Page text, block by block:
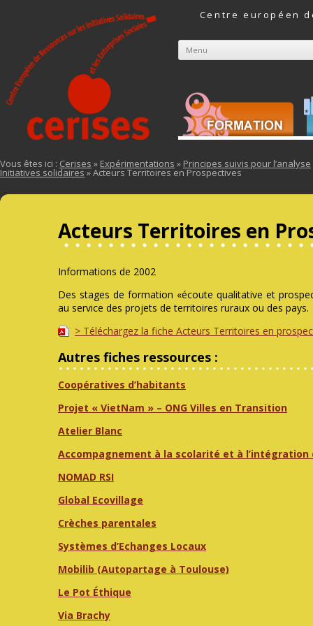
Centre européen
Menu
Aller au contenu
Vous êtes ici : Cerises » Expérimentations » Principes suivis pour l’analyse
Initiatives solidaires» Acteurs Territoires en Prospectives
Acteurs Territoires en
Informations de 2002
Des stages de formation «écoute qualitative et
au service des projets de territoires ruraux ou des pays.
> Téléchargez la fiche Acteurs Territoires en
Autres fiches ressources :
Coopératives d’habitants
Projet « VietNam » – ONG Villes en Transition
Atelier Blanc
Accompagnement à la scolarité et à
NOMAD RSI
Global Ecovillage
Crèches parentales
Systèmes d’Echanges Locaux
Mobilib (Autopartage à Toulouse)
Le Pot Éthique
Via Brachy